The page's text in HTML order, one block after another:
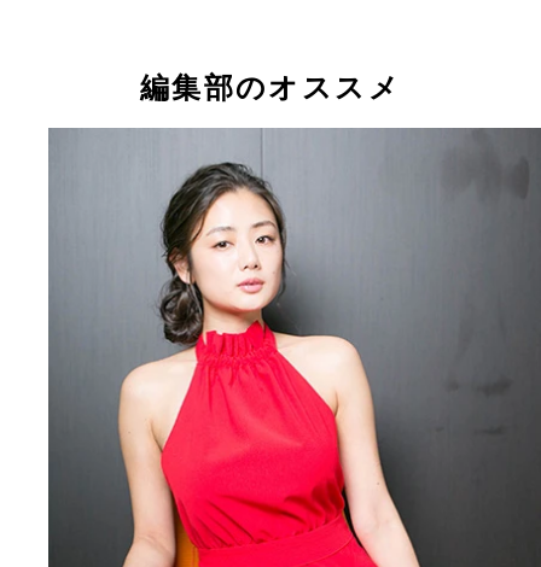
編集部のオススメ